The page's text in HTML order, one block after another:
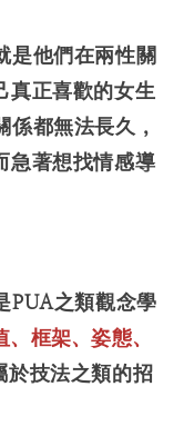
是他們在兩性關
真正喜歡的女生
係都無法長久，
急著想找情感導
PUA之類觀念學
、框架、姿態、
於技法之類的招